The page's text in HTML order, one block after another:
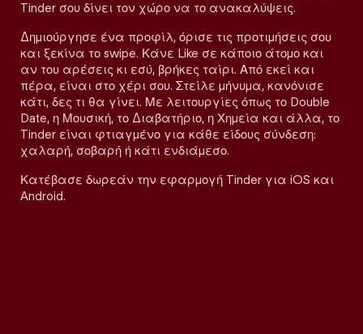
Tinder σου δίνει τον χώρο να το ανακαλύψεις.
Δημιούργησε ένα προφίλ, όρισε τις προτιμήσεις σου
και ξεκίνα το swipe. Κάνε Like σε κάποιο άτομο και
αν του αρέσεις κι εσύ, βρήκες ταίρι. Από εκεί και
πέρα, είναι στο χέρι σου. Στείλε μήνυμα, κανόνισε
κάτι, δες τι θα γίνει. Με λειτουργίες όπως το Double
Date, η Μουσική, το Διαβατήριο, η Χημεία και άλλα, το
Tinder είναι φτιαγμένο για κάθε είδους σύνδεση:
χαλαρή, σοβαρή ή κάτι ενδιάμεσο.
Κατέβασε δωρεάν την εφαρμογή Tinder για iOS και
Android.